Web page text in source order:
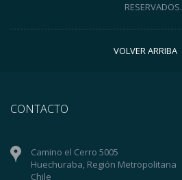
RESERVADOS.
VOLVER ARRIBA
CONTACTO
Camino el Cerro 5005
Huechuraba, Región Metropolitana
Chile